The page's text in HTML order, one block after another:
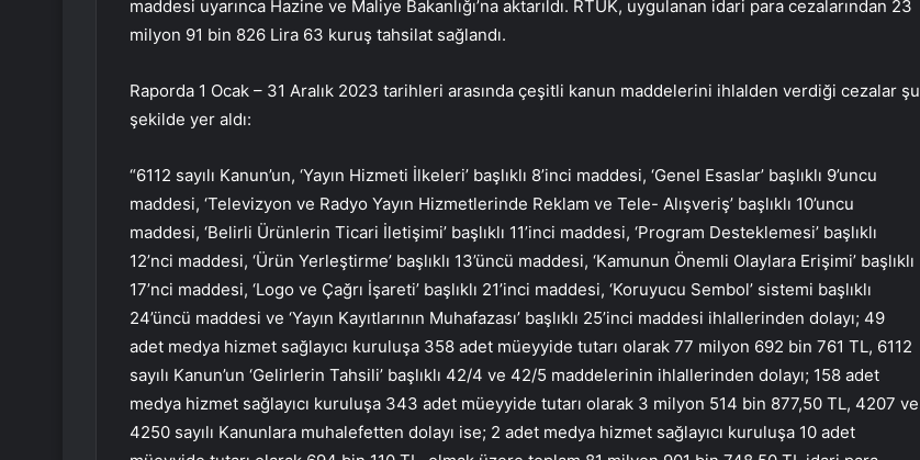
maddesi uyarınca Hazine ve Maliye Bakanlığı’na aktarıldı. RTÜK, uygulanan idari para cezalarından 23
milyon 91 bin 826 Lira 63 kuruş tahsilat sağlandı.
Raporda 1 Ocak – 31 Aralık 2023 tarihleri arasında çeşitli kanun maddelerini ihlalden verdiği cezalar şu
şekilde yer aldı:
“6112 sayılı Kanun’un, ‘Yayın Hizmeti İlkeleri’ başlıklı 8’inci maddesi, ‘Genel Esaslar’ başlıklı 9’uncu
maddesi, ‘Televizyon ve Radyo Yayın Hizmetlerinde Reklam ve Tele- Alışveriş’ başlıklı 10’uncu
maddesi, ‘Belirli Ürünlerin Ticari İletişimi’ başlıklı 11’inci maddesi, ‘Program Desteklemesi’ başlıklı
12’nci maddesi, ‘Ürün Yerleştirme’ başlıklı 13’üncü maddesi, ‘Kamunun Önemli Olaylara Erişimi’ başlıklı
17’nci maddesi, ‘Logo ve Çağrı İşareti’ başlıklı 21’inci maddesi, ‘Koruyucu Sembol’ sistemi başlıklı
24’üncü maddesi ve ‘Yayın Kayıtlarının Muhafazası’ başlıklı 25’inci maddesi ihlallerinden dolayı; 49
adet medya hizmet sağlayıcı kuruluşa 358 adet müeyyide tutarı olarak 77 milyon 692 bin 761 TL, 6112
sayılı Kanun’un ‘Gelirlerin Tahsili’ başlıklı 42/4 ve 42/5 maddelerinin ihlallerinden dolayı; 158 adet
medya hizmet sağlayıcı kuruluşa 343 adet müeyyide tutarı olarak 3 milyon 514 bin 877,50 TL, 4207 ve
4250 sayılı Kanunlara muhalefetten dolayı ise; 2 adet medya hizmet sağlayıcı kuruluşa 10 adet